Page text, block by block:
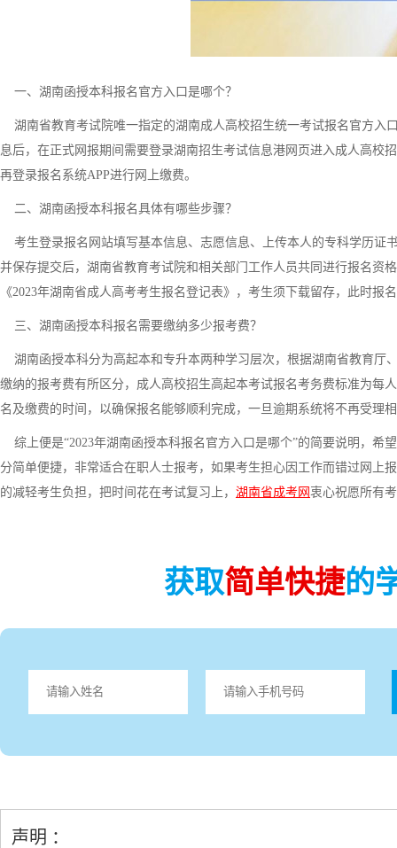
一、湖南函授本科报名官方入口是哪个？
湖南省教育考试院唯一指定的湖南成人高校招生统一考试报名官方入
息后，在正式网报期间需要登录湖南招生考试信息港网页进入成人高校
再登录报名系统APP进行网上缴费。
二、湖南函授本科报名具体有哪些步骤？
考生登录报名网站填写基本信息、志愿信息、上传本人的专科学历证
并保存提交后，湖南省教育考试院和相关部门工作人员共同进行报名资
《2023年湖南省成人高考考生报名登记表》，考生须下载留存，此时报
三、湖南函授本科报名需要缴纳多少报考费？
湖南函授本科分为高起本和专升本两种学习层次，根据湖南省教育厅
缴纳的报考费有所区分，成人高校招生高起本考试报名考务费标准为每
名及缴费的时间，以确保报名能够顺利完成，一旦逾期系统将不再受理
综上便是“2023年湖南函授本科报名官方入口是哪个”的简要说明，希
分简单便捷，非常适合在职人士报考，如果考生担心因工作而错过网上
的减轻考生负担，把时间花在考试复习上， 湖南省成考网 衷心祝愿所有
获取简单快捷的
声明 ：